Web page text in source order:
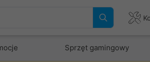
Sprzęt gamingowy